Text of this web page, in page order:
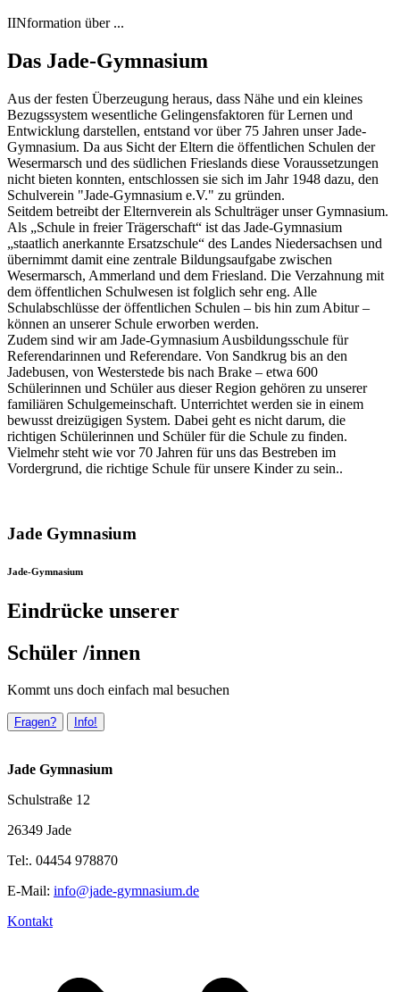
IINformation über ...
Das Jade-Gymnasium
Aus der festen Überzeugung heraus, dass Nähe und ein kleines
Bezugssystem wesentliche Gelingensfaktoren für Lernen und
Entwicklung darstellen, entstand vor über 75 Jahren unser Jade-
Gymnasium. Da aus Sicht der Eltern die öffentlichen Schulen der
Wesermarsch und des südlichen Frieslands diese Voraussetzungen
nicht bieten konnten, entschlossen sie sich im Jahr 1948 dazu, den
Schulverein "Jade-Gymnasium e.V." zu gründen.
Seitdem betreibt der Elternverein als Schulträger unser Gymnasium.
Als „Schule in freier Trägerschaft“ ist das Jade-Gymnasium
„staatlich anerkannte Ersatzschule“ des Landes Niedersachsen und
übernimmt damit eine zentrale Bildungsaufgabe zwischen
Wesermarsch, Ammerland und dem Friesland. Die Verzahnung mit
dem öffentlichen Schulwesen ist folglich sehr eng. Alle
Schulabschlüsse der öffentlichen Schulen – bis hin zum Abitur –
können an unserer Schule erworben werden.
Zudem sind wir am Jade-Gymnasium Ausbildungsschule für
Referendarinnen und Referendare. Von Sandkrug bis an den
Jadebusen, von Westerstede bis nach Brake – etwa 600
Schülerinnen und Schüler aus dieser Region gehören zu unserer
familiären Schulgemeinschaft. Unterrichtet werden sie in einem
bewusst dreizügigen System. Dabei geht es nicht darum, die
richtigen Schülerinnen und Schüler für die Schule zu finden.
Vielmehr steht wie vor 70 Jahren für uns das Bestreben im
Vordergrund, die richtige Schule für unsere Kinder zu sein..
Jade Gymnasium
Jade-Gymnasium
Eindrücke unserer
Schüler /innen
Kommt uns doch einfach mal besuchen
Fragen? Info!
Jade Gymnasium
Schulstraße 12
26349 Jade
Tel:. 04454 978870
E-Mail: info@jade-gymnasium.de
Kontakt